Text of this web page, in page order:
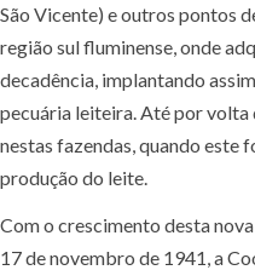
São Vicente) e outros pontos
região sul fluminense, onde
decadência, implantando
pecuária leiteira. Até por volta
nestas fazendas, quando
produção do leite.
Com o crescimento desta
17 de novembro de 1941, a